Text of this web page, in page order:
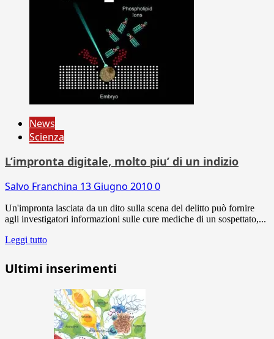
News
Scienza
L’impronta digitale, molto piu’ di un indizio
Salvo Franchina 13 Giugno 20100
Un'impronta lasciata da un dito sulla scena del delitto può fornire
agli investigatori informazioni sulle cure mediche di un sospettato,...
Leggi tutto
Ultimi inserimenti